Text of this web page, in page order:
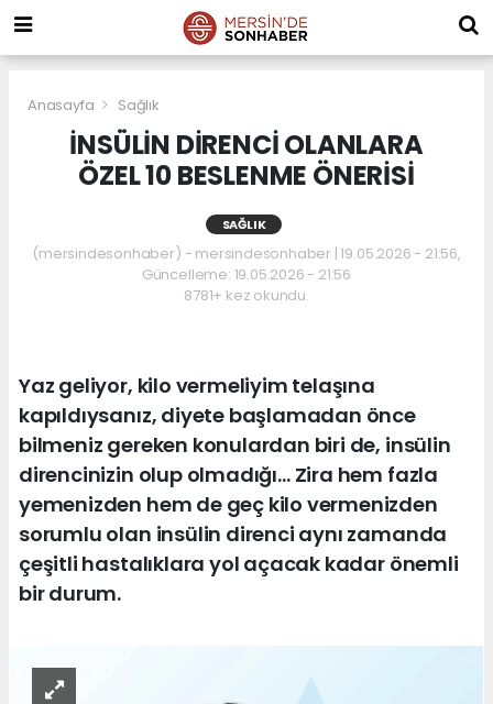
Anasayfa Sağlık
İNSÜLİN DİRENCİ OLANLARA
ÖZEL 10 BESLENME ÖNERİSİ
SAĞLIK
(mersindesonhaber) - mersindesonhaber | 19.05.2026 - 21:56,
Güncelleme: 19.05.2026 - 21:56
8781+ kez okundu.
Yaz geliyor, kilo vermeliyim telaşına
kapıldıysanız, diyete başlamadan önce
bilmeniz gereken konulardan biri de, insülin
direncinizin olup olmadığı… Zira hem fazla
yemenizden hem de geç kilo vermenizden
sorumlu olan insülin direnci aynı zamanda
çeşitli hastalıklara yol açacak kadar önemli
bir durum.